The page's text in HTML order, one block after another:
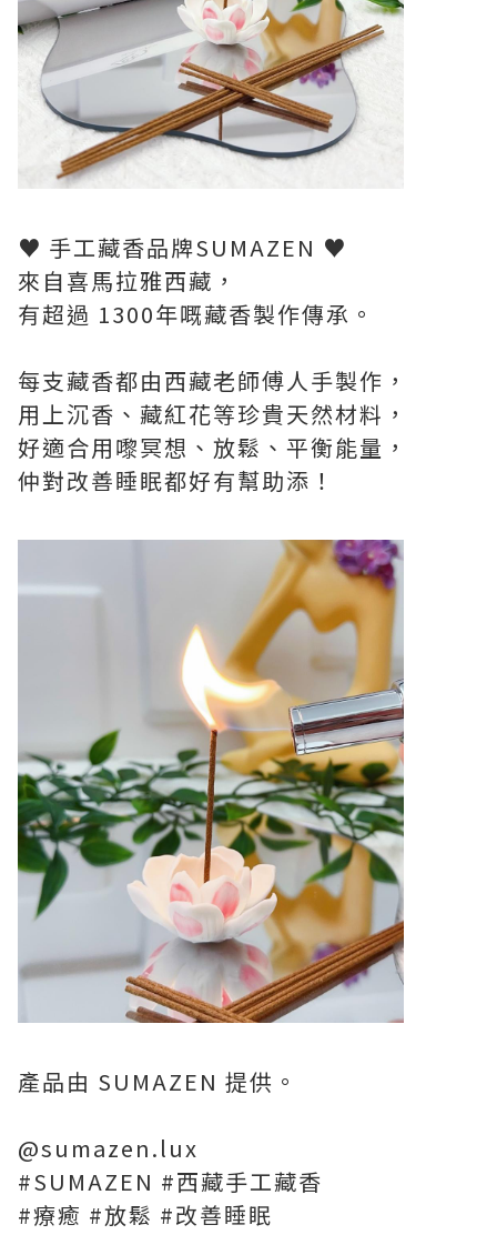
♥ 手工藏香品牌SUMAZEN ♥
來自喜馬拉雅西藏，
有超過 1300年嘅藏香製作傳承。
每支藏香都由西藏老師傅人手製作，
用上沉香、藏紅花等珍貴天然材料，
好適合用嚟冥想、放鬆、平衡能量，
仲對改善睡眠都好有幫助添！
產品由 SUMAZEN 提供。
@sumazen.lux
#SUMAZEN #西藏手工藏香
#療癒 #放鬆 #改善睡眠